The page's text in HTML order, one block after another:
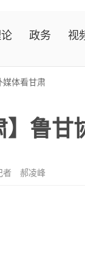
政务 视
媒体看甘肃
】鲁
者 郝凌峰